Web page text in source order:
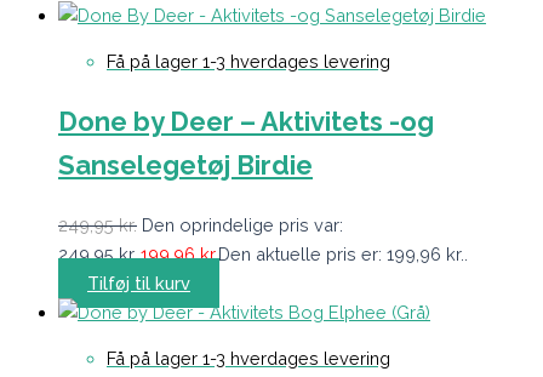
Få på lager 1-3 hverdages levering
Done by Deer – Aktivitets -og
Sanselegetøj Birdie
249,95kr. Den oprindelige pris var:
249,95 kr..199,96kr.Den aktuelle pris er: 199,96 kr..
Tilføj til kurv
Få på lager 1-3 hverdages levering